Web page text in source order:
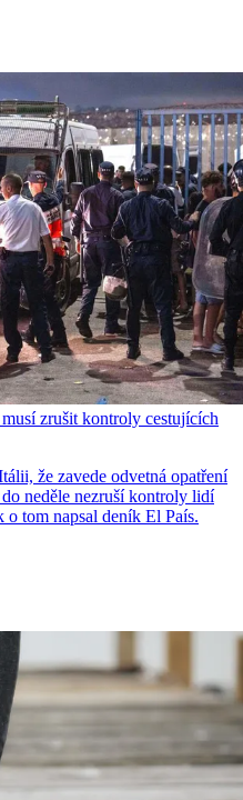
zrušit kontroly cestujících
že zavede odvetná opatření
neděle nezruší kontroly lidí
tom napsal deník El País.